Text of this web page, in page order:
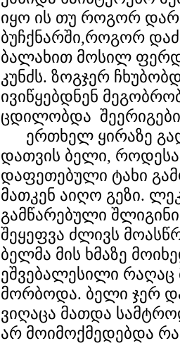
იყო ის თუ როგორ
ბუჩქნარში,როგორ
ბალახით მოსილ
კუნძს. ზოგჯერ
ივიწყებდნენ
ცდილობდა
ერთხელ ყირაზე
დათვის ბელი,
დაფეთებული ტახი
მათკენ აიღო გეზი.
გამწარებული
შეყეფვა ძლივს
ბელმა მის ხმაზე
ეშვებალესილი რაღაც
მორბოდა. ბელი ჯერ
ვიღაცა მათდა
არ მოიმოქმედებდა